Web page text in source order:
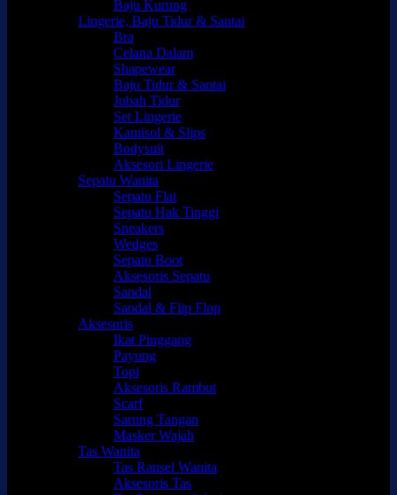
Baju Kurung
Lingerie, Baju Tidur & Santai
Bra
Celana Dalam
Shapewear
Baju Tidur & Santai
Jubah Tidur
Set Lingerie
Kamisol & Slips
Bodysuit
Aksesori Lingerie
Sepatu Wanita
Sepatu Flat
Sepatu Hak Tinggi
Sneakers
Wedges
Sepatu Boot
Aksesoris Sepatu
Sandal
Sandal & Flip Flop
Aksesoris
Ikat Pinggang
Payung
Topi
Aksesoris Rambut
Scarf
Sarung Tangan
Masker Wajah
Tas Wanita
Tas Ransel Wanita
Aksesoris Tas